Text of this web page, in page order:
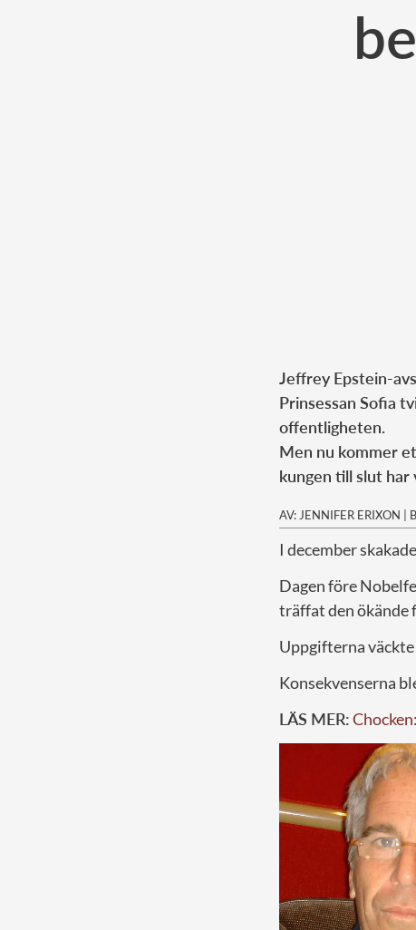
Jeffrey Epstein-
Prinsessan Sofia
offentligheten.
Men nu kommer
kungen till slut har
AV: JENNIFER ERIXON |
I december
Dagen före
träffat den ökände
Uppgifterna
Konsekvenserna
LÄS MER: